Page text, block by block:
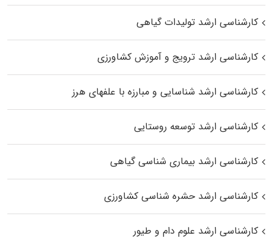
کارشناسی ارشد تولیدات گیاهی
کارشناسی ارشد ترویج و آموزش کشاورزی
کارشناسی ارشد شناسایی و مبارزه با علفهای هرز
کارشناسی ارشد توسعه روستایی
کارشناسی ارشد بیماری‌ شناسی گیاهی
کارشناسی ارشد حشره‌ شناسی کشاورزی
کارشناسی ارشد علوم دام و طیور